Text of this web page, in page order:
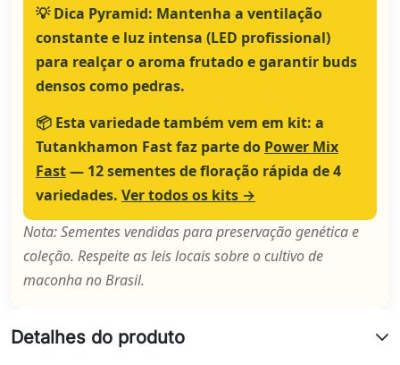
💡Dica Pyramid: Mantenha a ventilação
constante e luz intensa (LED profissional)
para realçar o aroma frutado e garantir buds
densos como pedras.
📦 Esta variedade também vem em kit: a
Tutankhamon Fast faz parte do Power Mix
Fast— 12 sementes de floração rápida de 4
variedades. Ver todos os kits →
Nota: Sementes vendidas para preservação genética e
coleção. Respeite as leis locais sobre o cultivo de
maconha no Brasil.
Detalhes do produto